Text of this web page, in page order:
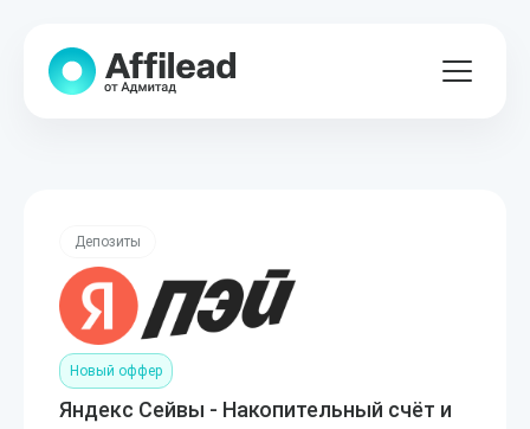
Депозиты
Новый оффер
Яндекс Сейвы - Накопительный счёт и